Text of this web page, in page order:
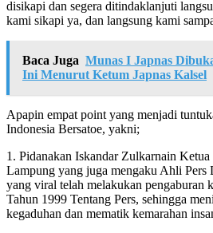
disikapi dan segera ditindaklanjuti
kami sikapi ya, dan langsung kami
Baca Juga Munas I Japnas
Ini Menurut Ketum Japnas Kalsel
Apapin empat point yang menjadi
Indonesia Bersatoe, yakni;
1. Pidanakan Iskandar Zulkarnain
Lampung yang juga mengaku Ahli Pers
yang viral telah melakukan pengaburan
Tahun 1999 Tentang Pers, sehingga
kegaduhan dan mematik kemarahan